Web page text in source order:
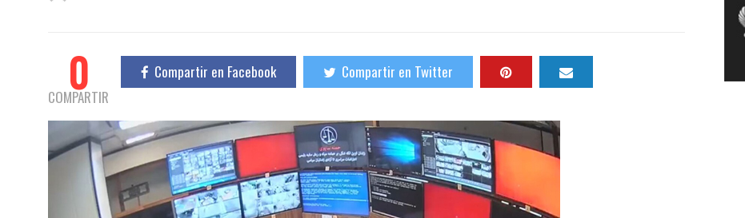
0
COMPARTIR
Compartir en Facebook Compartir en Twitter